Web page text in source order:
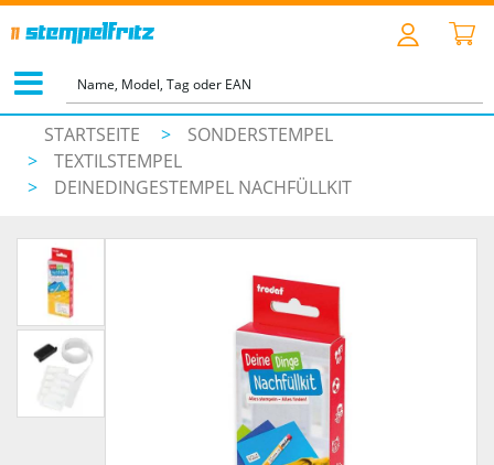
STARTSEITE >
SONDERSTEMPEL
>
TEXTILSTEMPEL
>
DEINEDINGESTEMPEL NACHFÜLLKIT